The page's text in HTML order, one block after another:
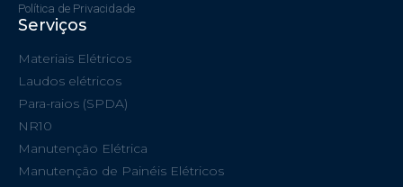
Política de Privacidade
Serviços
Materiais Elétricos
Laudos elétricos
Para-raios (SPDA)
NR10
Manutenção Elétrica
Manutenção de Painéis Elétricos